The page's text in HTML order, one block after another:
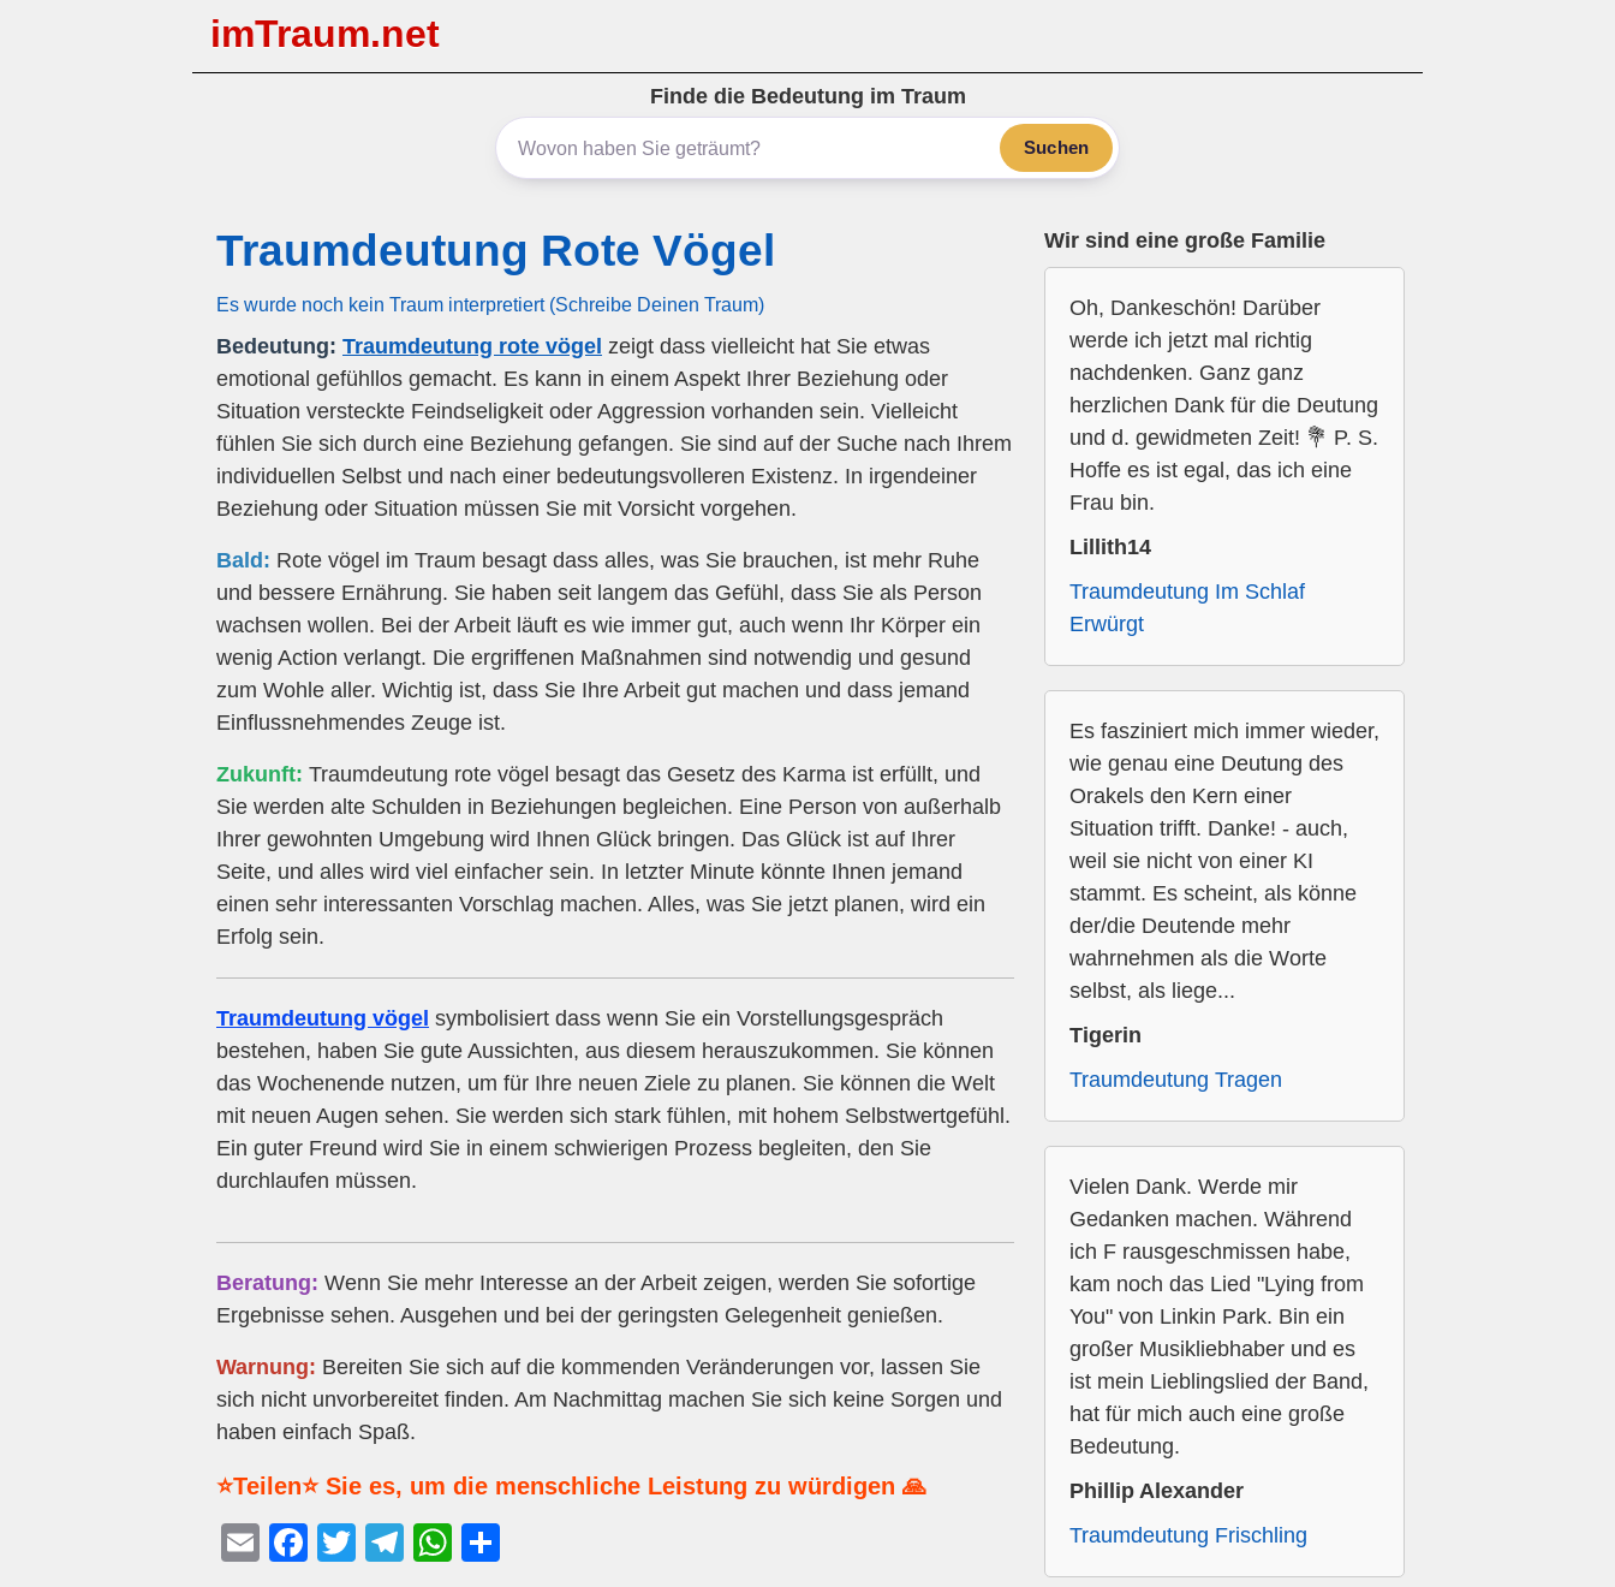
imTraum.net
Finde die Bedeutung im Traum
Suchen
Traumdeutung Rote Vögel
Es wurde noch kein Traum interpretiert (Schreibe Deinen Traum)
Bedeutung: Traumdeutung rote vögel zeigt dass vielleicht hat Sie etwas
emotional gefühllos gemacht. Es kann in einem Aspekt Ihrer Beziehung oder
Situation versteckte Feindseligkeit oder Aggression vorhanden sein. Vielleicht
fühlen Sie sich durch eine Beziehung gefangen. Sie sind auf der Suche nach Ihrem
individuellen Selbst und nach einer bedeutungsvolleren Existenz. In irgendeiner
Beziehung oder Situation müssen Sie mit Vorsicht vorgehen.
Bald: Rote vögel im Traum besagt dass alles, was Sie brauchen, ist mehr Ruhe
und bessere Ernährung. Sie haben seit langem das Gefühl, dass Sie als Person
wachsen wollen. Bei der Arbeit läuft es wie immer gut, auch wenn Ihr Körper ein
wenig Action verlangt. Die ergriffenen Maßnahmen sind notwendig und gesund
zum Wohle aller. Wichtig ist, dass Sie Ihre Arbeit gut machen und dass jemand
Einflussnehmendes Zeuge ist.
Zukunft: Traumdeutung rote vögel besagt das Gesetz des Karma ist erfüllt, und
Sie werden alte Schulden in Beziehungen begleichen. Eine Person von außerhalb
Ihrer gewohnten Umgebung wird Ihnen Glück bringen. Das Glück ist auf Ihrer
Seite, und alles wird viel einfacher sein. In letzter Minute könnte Ihnen jemand
einen sehr interessanten Vorschlag machen. Alles, was Sie jetzt planen, wird ein
Erfolg sein.
Traumdeutung vögel symbolisiert dass wenn Sie ein Vorstellungsgespräch
bestehen, haben Sie gute Aussichten, aus diesem herauszukommen. Sie können
das Wochenende nutzen, um für Ihre neuen Ziele zu planen. Sie können die Welt
mit neuen Augen sehen. Sie werden sich stark fühlen, mit hohem Selbstwertgefühl.
Ein guter Freund wird Sie in einem schwierigen Prozess begleiten, den Sie
durchlaufen müssen.
Beratung: Wenn Sie mehr Interesse an der Arbeit zeigen, werden Sie sofortige
Ergebnisse sehen. Ausgehen und bei der geringsten Gelegenheit genießen.
Warnung: Bereiten Sie sich auf die kommenden Veränderungen vor, lassen Sie
sich nicht unvorbereitet finden. Am Nachmittag machen Sie sich keine Sorgen und
haben einfach Spaß.
⭐Teilen⭐ Sie es, um die menschliche Leistung zu würdigen 🙏
E
F
T
T
W
Wir sind eine große Familie
Oh, Dankeschön! Darüber
werde ich jetzt mal richtig
nachdenken. Ganz ganz
herzlichen Dank für die Deutung
und d. gewidmeten Zeit! 💐 P. S.
Hoffe es ist egal, das ich eine
Frau bin.
Lillith14
Traumdeutung Im Schlaf
Erwürgt
Es fasziniert mich immer wieder,
wie genau eine Deutung des
Orakels den Kern einer
Situation trifft. Danke! - auch,
weil sie nicht von einer KI
stammt. Es scheint, als könne
der/die Deutende mehr
wahrnehmen als die Worte
selbst, als liege...
Tigerin
Traumdeutung Tragen
Vielen Dank. Werde mir
Gedanken machen. Während
ich F rausgeschmissen habe,
kam noch das Lied "Lying from
You" von Linkin Park. Bin ein
großer Musikliebhaber und es
ist mein Lieblingslied der Band,
hat für mich auch eine große
Bedeutung.
Phillip Alexander
Traumdeutung Frischling